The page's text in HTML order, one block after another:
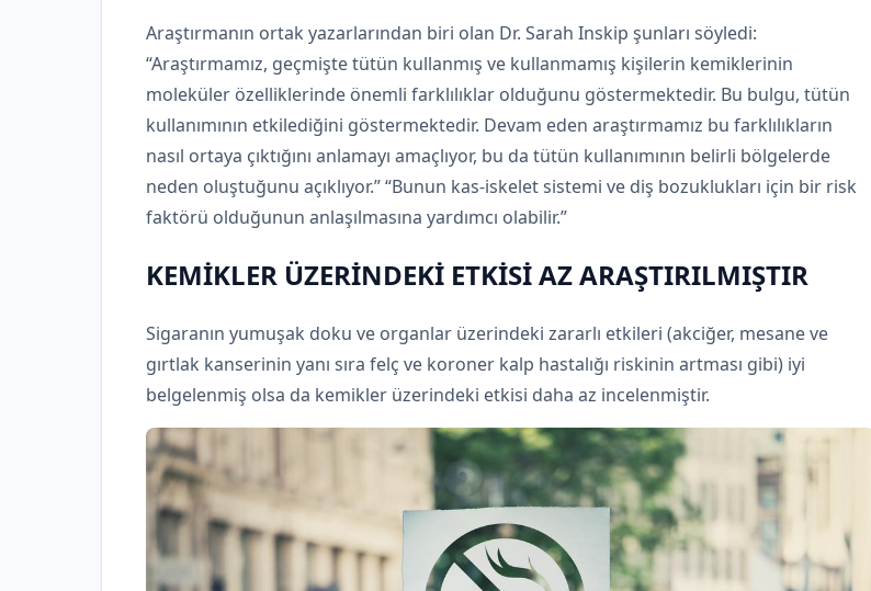
Araştırmanın ortak yazarlarından biri olan Dr. Sarah Inskip şunları söyledi:
“Araştırmamız, geçmişte tütün kullanmış ve kullanmamış kişilerin kemiklerinin
moleküler özelliklerinde önemli farklılıklar olduğunu göstermektedir. Bu bulgu, tütün
kullanımının etkilediğini göstermektedir. Devam eden araştırmamız bu farklılıkların
nasıl ortaya çıktığını anlamayı amaçlıyor, bu da tütün kullanımının belirli bölgelerde
neden oluştuğunu açıklıyor.” “Bunun kas-iskelet sistemi ve diş bozuklukları için bir risk
faktörü olduğunun anlaşılmasına yardımcı olabilir.”
KEMİKLER ÜZERİNDEKİ ETKİSİ AZ ARAŞTIRILMIŞTIR
Sigaranın yumuşak doku ve organlar üzerindeki zararlı etkileri (akciğer, mesane ve
gırtlak kanserinin yanı sıra felç ve koroner kalp hastalığı riskinin artması gibi) iyi
belgelenmiş olsa da kemikler üzerindeki etkisi daha az incelenmiştir.